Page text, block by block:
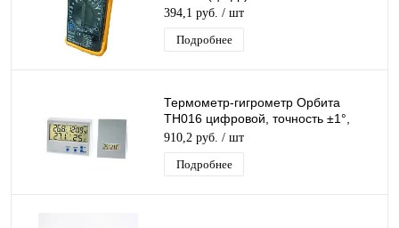
394,1 руб. / шт
Подробнее
Термометр-гигрометр Орбита
TH016 цифровой, точность ±1°,
время, будильник, дата,
беспроводной датчик
910,2 руб. / шт
Подробнее